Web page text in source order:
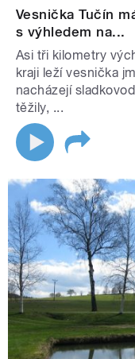
Vesnička Tučín
s výhledem na...
Asi tři kilometry
kraji leží vesnička
nacházejí
těžily, ...